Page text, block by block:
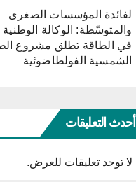
لفائدة المؤسسات الصغرى
والمتوسّطة: الوكالة الوطنية
في الطاقة تطلق مشروع
الشمسية الفولطاضوئية
أحدث التعليقات
لا توجد تعليقات للعرض.